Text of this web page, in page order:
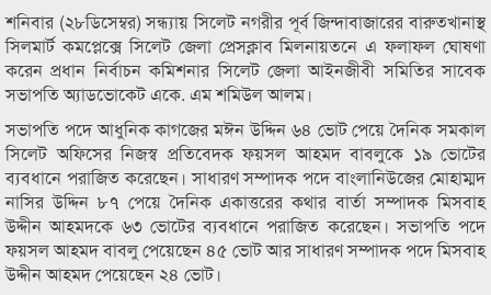
শনিবার (২৮ডিসেম্বর) সন্ধ্যায় সিলেট নগরীর পূর্ব জিন্দাবাজারের বারুতখানাস্থ
সিলমার্ট কমপ্লেক্সে সিলেট জেলা প্রেসক্লাব মিলনায়তনে এ ফলাফল ঘোষণা
করেন প্রধান নির্বাচন কমিশনার সিলেট জেলা আইনজীবী সমিতির সাবেক
সভাপতি অ্যাডভোকেট একে. এম শমিউল আলম।
সভাপতি পদে আধুনিক কাগজের মঈন উদ্দিন ৬৪ ভোট পেয়ে দৈনিক সমকাল
সিলেট অফিসের নিজস্ব প্রতিবেদক ফয়সল আহমদ বাবলুকে ১৯ ভোটের
ব্যবধানে পরাজিত করেছেন। সাধারণ সম্পাদক পদে বাংলানিউজের মোহাম্মদ
নাসির উদ্দিন ৮৭ পেয়ে দৈনিক একাত্তরের কথার বার্তা সম্পাদক মিসবাহ
উদ্দীন আহমদকে ৬৩ ভোটের ব্যবধানে পরাজিত করেছেন। সভাপতি পদে
ফয়সল আহমদ বাবলু পেয়েছেন ৪৫ ভোট আর সাধারণ সম্পাদক পদে মিসবাহ
উদ্দীন আহমদ পেয়েছেন ২৪ ভোট।